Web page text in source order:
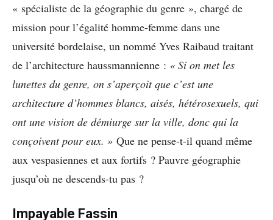
« spécialiste de la géographie du genre », chargé de
mission pour l’égalité homme-femme dans une
université bordelaise, un nommé Yves Raibaud traitant
de l’architecture haussmannienne : « Si on met les
lunettes du genre, on s’aperçoit que c’est une
architecture d’hommes blancs, aisés, hétérosexuels, qui
ont une vision de démiurge sur la ville, donc qui la
conçoivent pour eux. » Que ne pense-t-il quand même
aux vespasiennes et aux fortifs ? Pauvre géographie
jusqu’où ne descends-tu pas ?
Impayable Fassin